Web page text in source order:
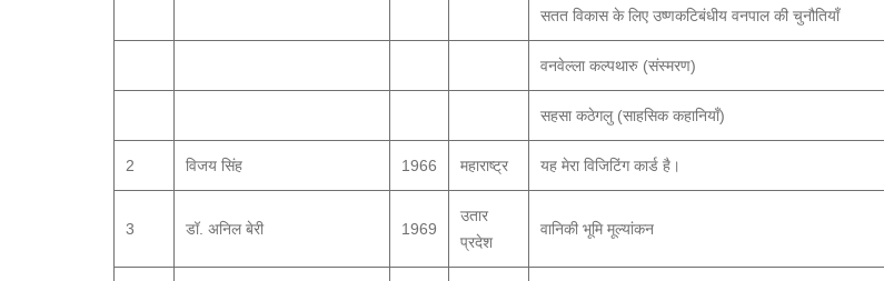
सतत विकास के लिए उष्णकटिबंधीय वनपाल की चुनौतियाँ
वनवेल्ला कल्पथारु (संस्मरण)
सहसा कठेगलु (साहसिक कहानियाँ)
2 विजय सिंह 1966 महाराष्ट्र यह मेरा विजिटिंग कार्ड है।
3 डॉ. अनिल बेरी 1969
उतार
प्रदेश
वानिकी भूमि मूल्यांकन